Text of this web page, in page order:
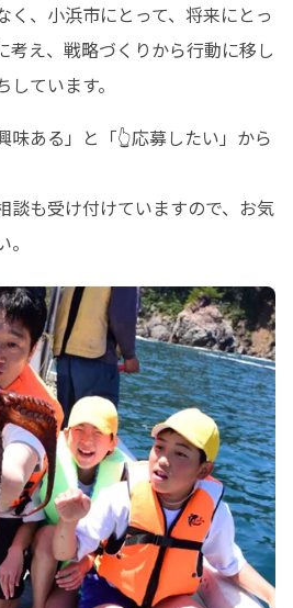
く、小浜市にとって、将来にとっ
考え、戦略づくりから行動に移し
ています。
ある」と「👆応募したい」から
談も受け付けていますので、お気